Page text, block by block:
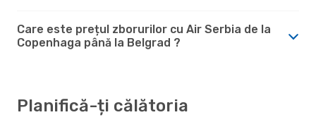
Care este prețul zborurilor cu Air Serbia de la
Copenhaga până la Belgrad ?
Planifică-ți călătoria